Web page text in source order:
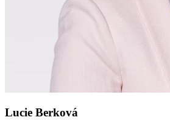
Lucie Berková